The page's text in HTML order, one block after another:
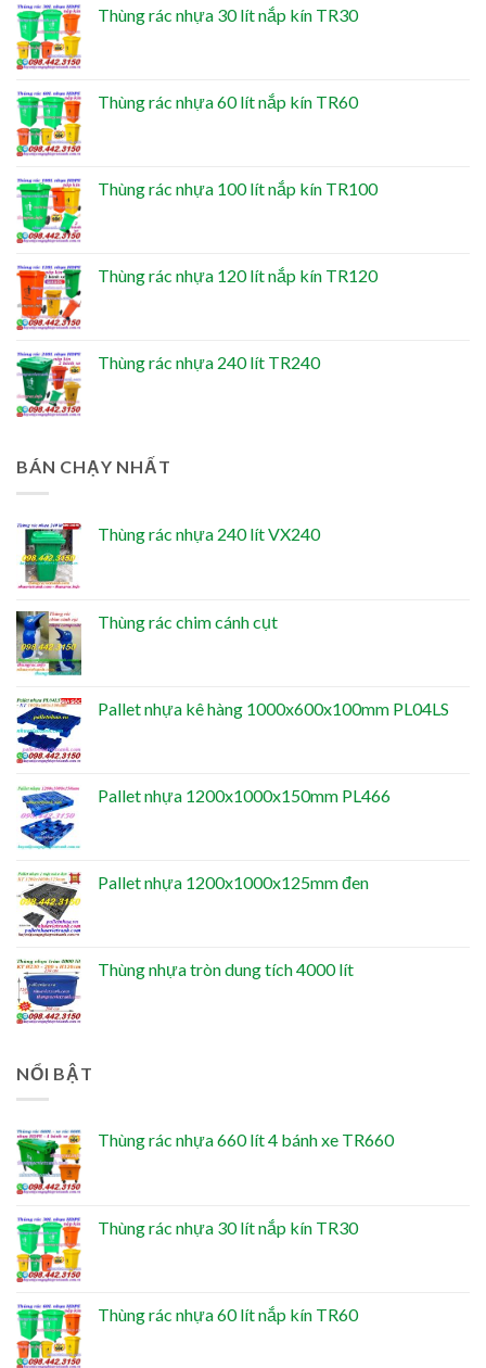
Thùng rác nhựa 30 lít nắp kín TR30
Thùng rác nhựa 60 lít nắp kín TR60
Thùng rác nhựa 100 lít nắp kín TR100
Thùng rác nhựa 120 lít nắp kín TR120
Thùng rác nhựa 240 lít TR240
BÁN CHẠY NHẤT
Thùng rác nhựa 240 lít VX240
Thùng rác chim cánh cụt
Pallet nhựa kê hàng 1000x600x100mm PL04LS
Pallet nhựa 1200x1000x150mm PL466
Pallet nhựa 1200x1000x125mm đen
Thùng nhựa tròn dung tích 4000 lít
NỔI BẬT
Thùng rác nhựa 660 lít 4 bánh xe TR660
Thùng rác nhựa 30 lít nắp kín TR30
Thùng rác nhựa 60 lít nắp kín TR60